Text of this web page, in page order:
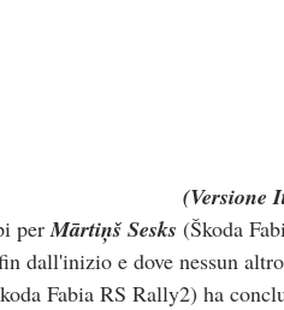
(Versione
per Mārtiņš Sesks (Škoda
dall'inizio e dove nessun
Fabia RS Rally2) ha